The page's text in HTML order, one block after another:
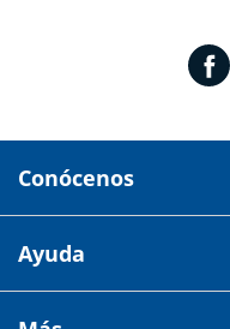
Conócenos
Av 18 de marzo #
Ayuda